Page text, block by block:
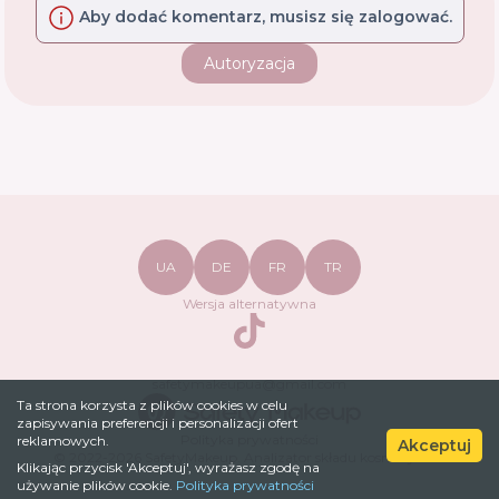
Ta strona korzysta z plików cookies w celu
zapisywania preferencji i personalizacji ofert
reklamowych.
Klikając przycisk 'Akceptuj', wyrażasz zgodę na
używanie plików cookie. Polityka prywatności
Akceptuj
Aby dodać komentarz, musisz się zalogować.
Autoryzacja
Analizator składu kosmetyków
UA DE FR TR
Wersja alternatywna
TikTok
safetymakeupua@gmail.com